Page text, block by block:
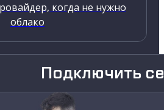
когда не нужно
облако
Подключить